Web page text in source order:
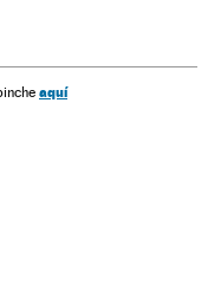
Sociedade
aquí